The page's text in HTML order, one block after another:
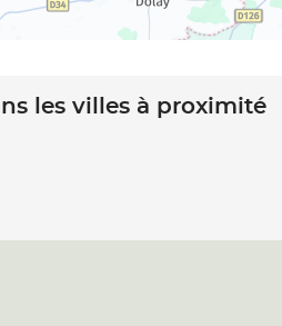
les villes à proximité